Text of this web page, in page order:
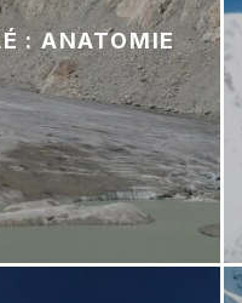
: ANATOMIE